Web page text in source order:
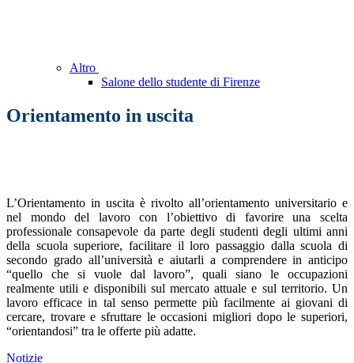
Altro
Salone dello studente di Firenze
Orientamento in uscita
L’Orientamento in uscita è rivolto all’orientamento universitario e
nel mondo del lavoro con l’obiettivo di favorire una scelta
professionale consapevole da parte degli studenti degli ultimi anni
della scuola superiore, facilitare il loro passaggio dalla scuola di
secondo grado all’università e aiutarli a comprendere in anticipo
“quello che si vuole dal lavoro”, quali siano le occupazioni
realmente utili e disponibili sul mercato attuale e sul territorio. Un
lavoro efficace in tal senso permette più facilmente ai giovani di
cercare, trovare e sfruttare le occasioni migliori dopo le superiori,
“orientandosi” tra le offerte più adatte.
Notizie